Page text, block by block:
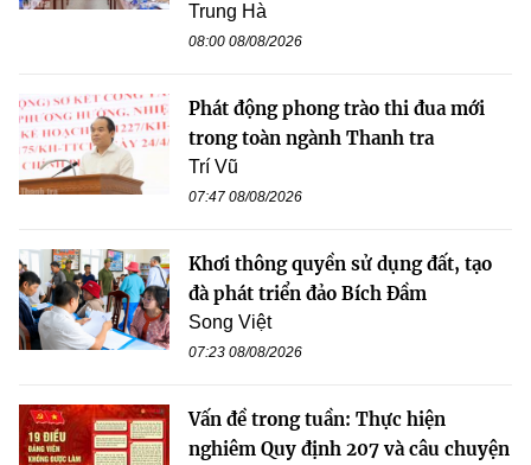
Trung Hà
08:00 08/08/2026
Phát động phong trào thi đua mới
trong toàn ngành Thanh tra
Trí Vũ
07:47 08/08/2026
Khơi thông quyền sử dụng đất, tạo
đà phát triển đảo Bích Đầm
Song Việt
07:23 08/08/2026
Vấn đề trong tuần: Thực hiện
nghiêm Quy định 207 và câu chuyện